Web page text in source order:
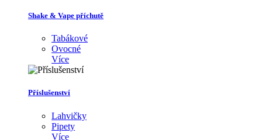
Shake & Vape příchutě
Tabákové
Ovocné
Více
Příslušenství
Lahvičky
Pipety
Více